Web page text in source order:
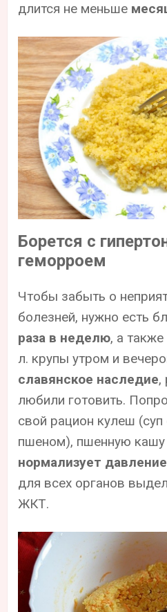
длится не меньше
Борется с
геморроем
Чтобы забыть о
болезней, нужно есть
раза в неделю, а
л. крупы утром и
славянское наследие,
любили готовить.
свой рацион кулеш
пшеном), пшенную кашу
нормализует давление
для всех органов
ЖКТ.